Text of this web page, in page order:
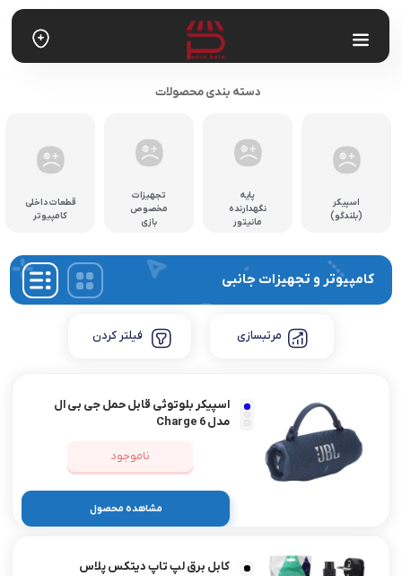
دسته بندی محصولات
اسپیکر
(بلندگو)
پایه
نگهدارنده
مانیتور
تجهیزات
مخصوص
بازی
قطعات داخلی
کامپیوتر
کامپیوتر و تجهیزات جانبی
مرتبسازی فیلتر کردن
اسپیکر بلوتوثی قابل حمل جی بی ال
مدل Charge 6
ناموجود
مشاهده محصول
کابل برق لپ تاپ دیتکس پلاس